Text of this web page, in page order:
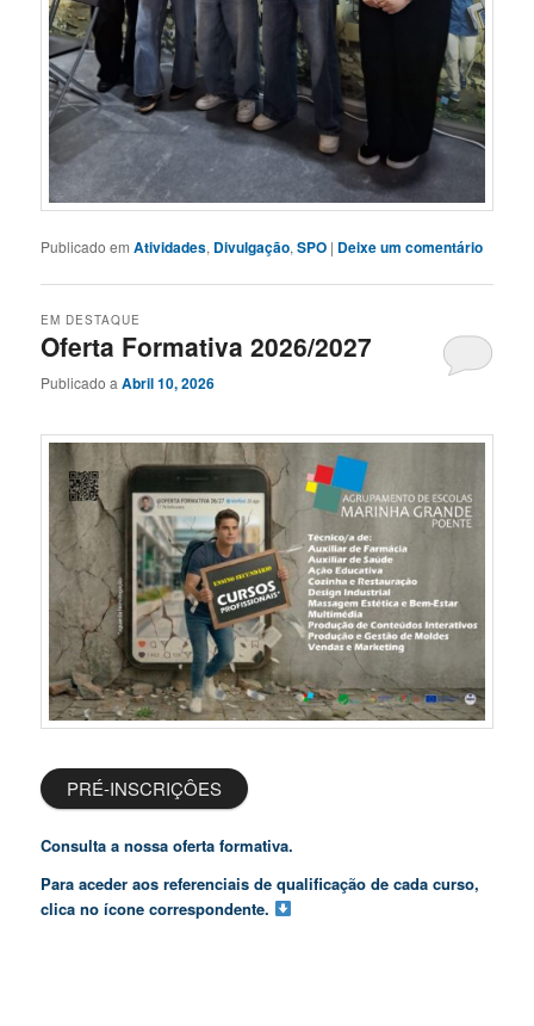
Publicado em Atividades, Divulgação,SPO | Deixe um comentário
Oferta Formativa 2026/2027
EM DESTAQUE
Publicado aAbril 10, 2026
PRÉ-INSCRIÇÔES
Consulta a nossa oferta formativa.
Para aceder aos referenciais de qualificação de cada curso,
clica no ícone correspondente.